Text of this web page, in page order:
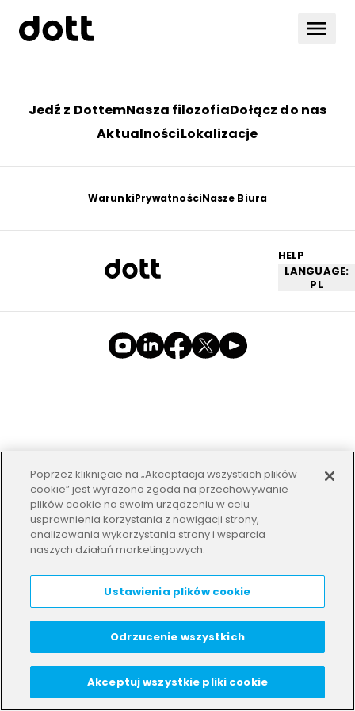
Jedź z DottemNasza filozofiaDołącz do nas
AktualnościLokalizacje
WarunkiPrywatnościNasze Biura
HELP
LANGUAGE:
PL
Poprzez kliknięcie na „Akceptacja wszystkich plików
cookie” jest wyrażona zgoda na przechowywanie
plików cookie na swoim urządzeniu w celu
usprawnienia korzystania z nawigacji strony,
analizowania wykorzystania strony i wsparcia
naszych działań marketingowych.
Ustawienia plików cookie
Odrzucenie wszystkich
Akceptuj wszystkie pliki cookie